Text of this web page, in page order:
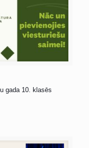
gada 10. klasēs